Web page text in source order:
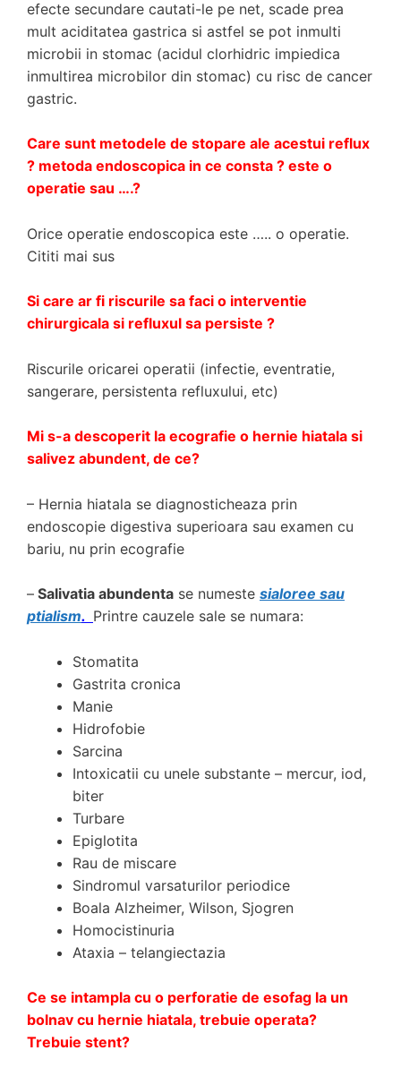
efecte secundare cautati-le pe net, scade prea
mult aciditatea gastrica si astfel se pot inmulti
microbii in stomac (acidul clorhidric impiedica
inmultirea microbilor din stomac) cu risc de cancer
gastric.
Care sunt metodele de stopare ale acestui reflux
? metoda endoscopica in ce consta ? este o
operatie sau ….?
Orice operatie endoscopica este ….. o operatie.
Cititi mai sus
Si care ar fi riscurile sa faci o interventie
chirurgicala si refluxul sa persiste ?
Riscurile oricarei operatii (infectie, eventratie,
sangerare, persistenta refluxului, etc)
Mi s-a descoperit la ecografie o hernie hiatala si
salivez abundent, de ce?
– Hernia hiatala se diagnosticheaza prin
endoscopie digestiva superioara sau examen cu
bariu, nu prin ecografie
– Salivatia abundenta se numeste sialoree sau
ptialism. Printre cauzele sale se numara:
Stomatita
Gastrita cronica
Manie
Hidrofobie
Sarcina
Intoxicatii cu unele substante – mercur, iod,
biter
Turbare
Epiglotita
Rau de miscare
Sindromul varsaturilor periodice
Boala Alzheimer, Wilson, Sjogren
Homocistinuria
Ataxia – telangiectazia
Ce se intampla cu o perforatie de esofag la un
bolnav cu hernie hiatala, trebuie operata?
Trebuie stent?